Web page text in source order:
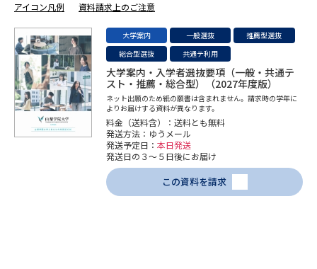
専門学校の資料請求
留学・進学関連、塾・予備校
大学入学共通テスト「受験案
内」の請求
大学入学共通テスト「受験上の
配慮案内」の請求
高等学校卒業程度認定試験
幼稚園教員資格認定試験 小学校教員資格認定試験
高等学校（情報）教員資格認定
アイコン凡例 資料請求上のご注意
大学案内 一般選抜
推薦型選抜
総合型選抜
共通テ利用
大学案内・入学者選抜要項（一般・共通テ
スト・推薦・総合型）（2027年度版）
ネット出願のため紙の願書は含まれません。請求時の学年に
よりお届けする資料が異なります。
料金（送料含）：送料とも無料
発送方法：ゆうメール
発送予定日： 本日発送
発送日の３～５日後にお届け
この資料を請求